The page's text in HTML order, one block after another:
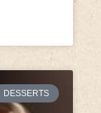
DESSERTS